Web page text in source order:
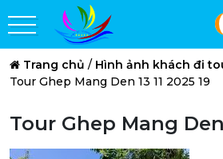
Trang chủ / Hình ảnh khách đi
Tour Ghep Mang Den 13 11 2025 19
Tour Ghep Mang Den